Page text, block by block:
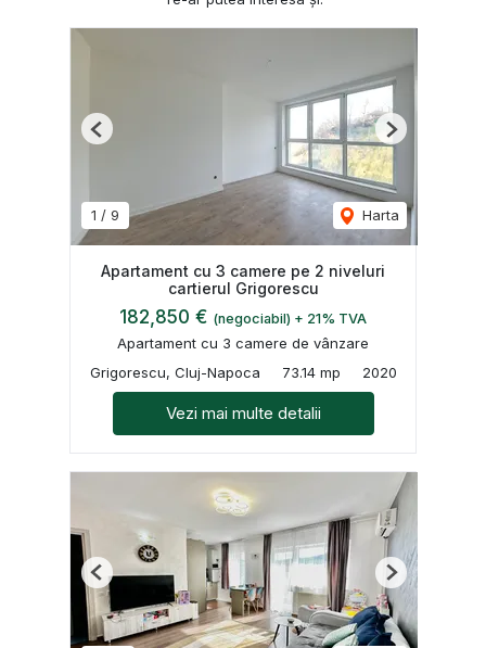
1 / 9 Harta
Previous Next
Apartament cu 3 camere pe 2 niveluri
cartierul Grigorescu
182,850 € (negociabil) + 21% TVA
Apartament cu 3 camere de vânzare
Grigorescu, Cluj-Napoca
73.14 mp 2020
Vezi mai multe detalii
Previous Next